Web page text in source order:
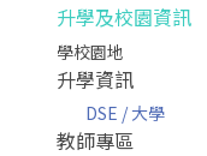
升學及校園資訊
學校園地
升學資訊
DSE / 大學
教師專區